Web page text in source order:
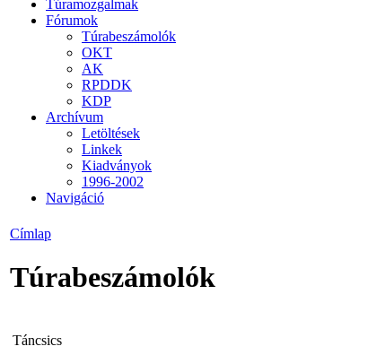
Túramozgalmak
Fórumok
Túrabeszámolók
OKT
AK
RPDDK
KDP
Archívum
Letöltések
Linkek
Kiadványok
1996-2002
Navigáció
Címlap
Túrabeszámolók
Táncsics